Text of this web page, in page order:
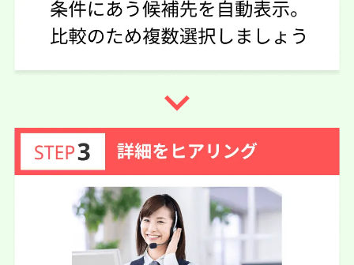
50代 女性(千葉県) 3.75
ご利用事務所名
弁護士法人グラディアトル法律事務
グダグダな遺産相続の話をきちんと聞いてくれて、相手の
おかしいところを指摘してくれた。そのおかげで目が覚め
たような気分になって、相手の毒に染まっていたのが自分
達は間違ってないともう一度戦う気力になれた
navigate_next